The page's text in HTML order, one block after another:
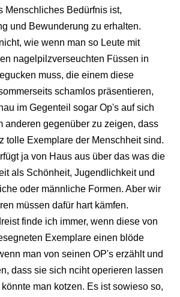
Menschliches Bedürfnis ist,
und Bewunderung zu erhalten.
wie wenn man so Leute mit
nagelpilzverseuchten Füssen in
muss, die einem diese
schamlos präsentieren,
im Gegenteil sogar Op's auf sich
anderen gegenüber zu zeigen, dass
tolle Exemplare der Menschheit sind.
ja von Haus aus über das was die
als Schönheit, Jugendlichkeit und
oder männliche Formen. Aber wir
müssen dafür hart kämfen.
finde ich immer, wenn diese von
Exemplare einen blöde
man von seinen OP's erzählt und
dass sie sich nciht operieren lassen
man kotzen. Es ist sowieso so,